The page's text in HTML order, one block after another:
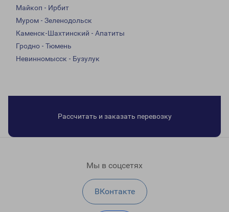
Майкоп - Ирбит
Муром - Зеленодольск
Каменск-Шахтинский - Апатиты
Гродно - Тюмень
Невинномысск - Бузулук
Рассчитать и заказать перевозку
Мы в соцсетях
ВКонтакте